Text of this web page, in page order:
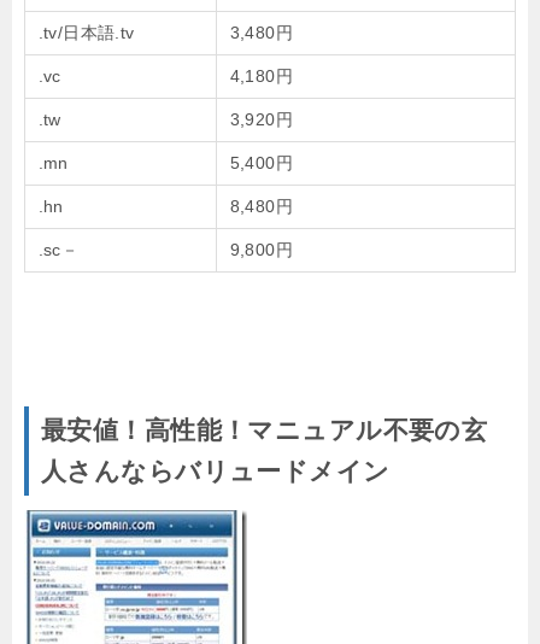
.tv/日本語.tv 3,480円
.vc 4,180円
.tw 3,920円
.mn 5,400円
.hn 8,480円
.sc－ 9,800円
最安値！高性能！マニュアル不要の玄
人さんならバリュードメイン